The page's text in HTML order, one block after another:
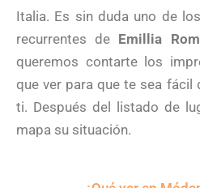
Italia. Es sin duda uno de
recurrentes de Emillia
queremos contarte los
que ver para que te sea fácil
ti. Después del listado de
mapa su situación.